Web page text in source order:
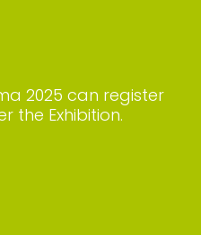
2025 can register
the Exhibition.